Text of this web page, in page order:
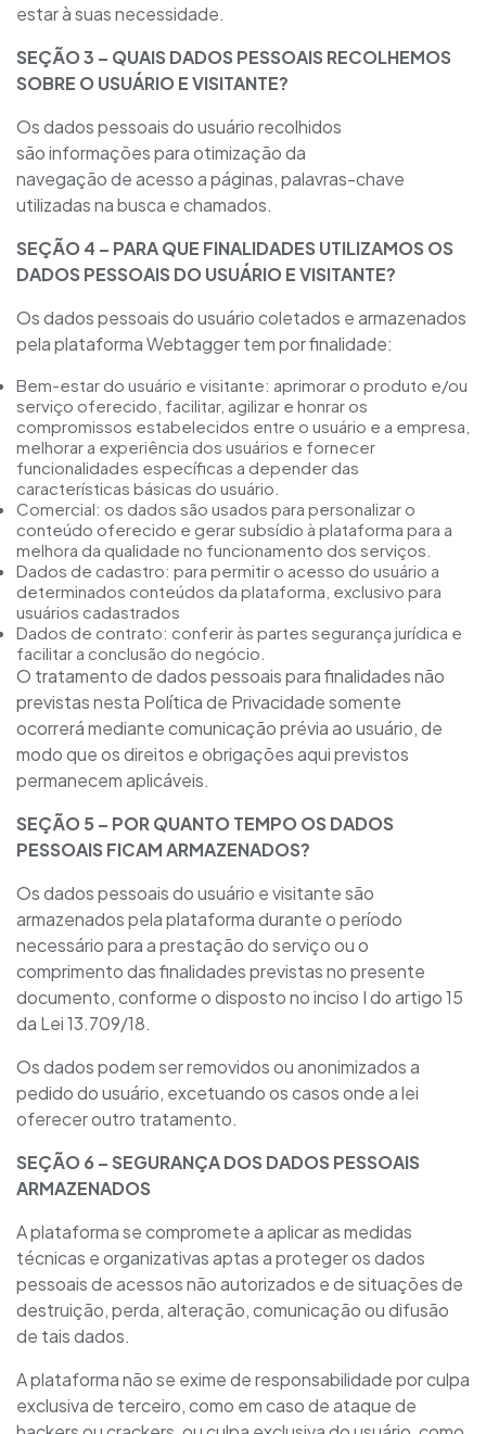
estar à suas necessidade.
SEÇÃO 3 – QUAIS DADOS PESSOAIS RECOLHEMOS
SOBRE O USUÁRIO E VISITANTE?
Os dados pessoais do usuário recolhidos
são informações para otimização da
navegação de acesso a páginas, palavras-chave
utilizadas na busca e chamados.
SEÇÃO 4 – PARA QUE FINALIDADES UTILIZAMOS OS
DADOS PESSOAIS DO USUÁRIO E VISITANTE?
Os dados pessoais do usuário coletados e armazenados
pela plataforma Webtagger tem por finalidade:
Bem-estar do usuário e visitante: aprimorar o produto e/ou
serviço oferecido, facilitar, agilizar e honrar os
compromissos estabelecidos entre o usuário e a empresa,
melhorar a experiência dos usuários e fornecer
funcionalidades específicas a depender das
características básicas do usuário.
Comercial: os dados são usados para personalizar o
conteúdo oferecido e gerar subsídio à plataforma para a
melhora da qualidade no funcionamento dos serviços.
Dados de cadastro: para permitir o acesso do usuário a
determinados conteúdos da plataforma, exclusivo para
usuários cadastrados
Dados de contrato: conferir às partes segurança jurídica e
facilitar a conclusão do negócio.
O tratamento de dados pessoais para finalidades não
previstas nesta Política de Privacidade somente
ocorrerá mediante comunicação prévia ao usuário, de
modo que os direitos e obrigações aqui previstos
permanecem aplicáveis.
SEÇÃO 5 – POR QUANTO TEMPO OS DADOS
PESSOAIS FICAM ARMAZENADOS?
Os dados pessoais do usuário e visitante são
armazenados pela plataforma durante o período
necessário para a prestação do serviço ou o
comprimento das finalidades previstas no presente
documento, conforme o disposto no inciso I do artigo 15
da Lei 13.709/18.
Os dados podem ser removidos ou anonimizados a
pedido do usuário, excetuando os casos onde a lei
oferecer outro tratamento.
SEÇÃO 6 – SEGURANÇA DOS DADOS PESSOAIS
ARMAZENADOS
A plataforma se compromete a aplicar as medidas
técnicas e organizativas aptas a proteger os dados
pessoais de acessos não autorizados e de situações de
destruição, perda, alteração, comunicação ou difusão
de tais dados.
A plataforma não se exime de responsabilidade por culpa
exclusiva de terceiro, como em caso de ataque de